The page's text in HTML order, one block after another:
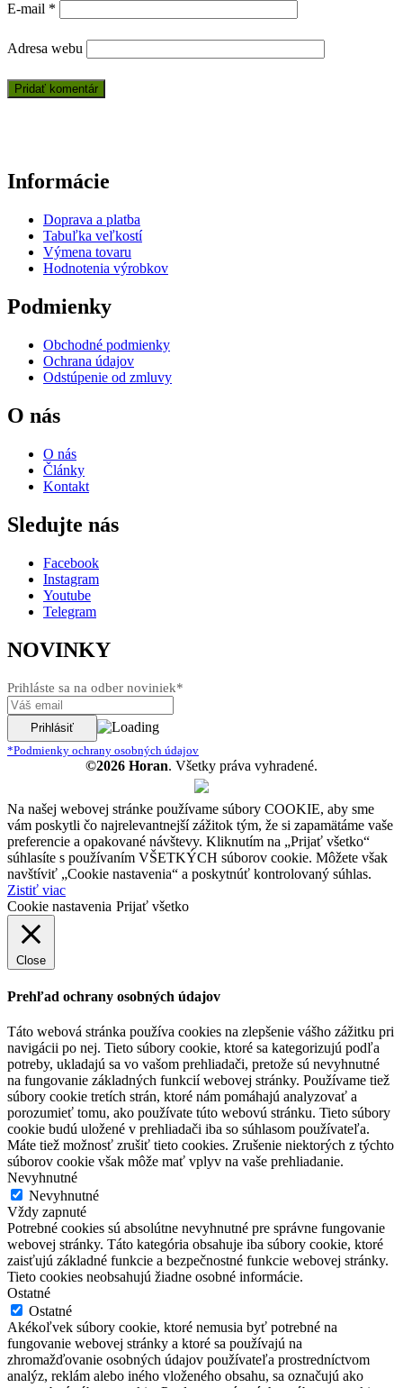
E-mail *
Adresa webu
Informácie
Doprava a platba
Tabuľka veľkostí
Výmena tovaru
Hodnotenia výrobkov
Podmienky
Obchodné podmienky
Ochrana údajov
Odstúpenie od zmluvy
O nás
O nás
Články
Kontakt
Sledujte nás
Facebook
Instagram
Youtube
Telegram
NOVINKY
Prihláste sa na odber noviniek*
*Podmienky ochrany osobných údajov
©2026 Horan. Všetky práva vyhradené.
Na našej webovej stránke používame súbory COOKIE, aby sme
vám poskytli čo najrelevantnejší zážitok tým, že si zapamätáme vaše
preferencie a opakované návštevy. Kliknutím na „Prijať všetko“
súhlasíte s používaním VŠETKÝCH súborov cookie. Môžete však
navštíviť „Cookie nastavenia“ a poskytnúť kontrolovaný súhlas.
Zistiť viac
Cookie nastavenia Prijať všetko
Close
Prehľad ochrany osobných údajov
Táto webová stránka používa cookies na zlepšenie vášho zážitku pri
navigácii po nej. Tieto súbory cookie, ktoré sa kategorizujú podľa
potreby, ukladajú sa vo vašom prehliadači, pretože sú nevyhnutné
na fungovanie základných funkcií webovej stránky. Používame tiež
súbory cookie tretích strán, ktoré nám pomáhajú analyzovať a
porozumieť tomu, ako používate túto webovú stránku. Tieto súbory
cookie budú uložené v prehliadači iba so súhlasom používateľa.
Máte tiež možnosť zrušiť tieto cookies. Zrušenie niektorých z týchto
súborov cookie však môže mať vplyv na vaše prehliadanie.
Nevyhnutné
Nevyhnutné
Vždy zapnuté
Potrebné cookies sú absolútne nevyhnutné pre správne fungovanie
webovej stránky. Táto kategória obsahuje iba súbory cookie, ktoré
zaisťujú základné funkcie a bezpečnostné funkcie webovej stránky.
Tieto cookies neobsahujú žiadne osobné informácie.
Ostatné
Ostatné
Akékoľvek súbory cookie, ktoré nemusia byť potrebné na
fungovanie webovej stránky a ktoré sa používajú na
zhromažďovanie osobných údajov používateľa prostredníctvom
analýz, reklám alebo iného vloženého obsahu, sa označujú ako
nepotrebné súbory cookie. Pred spustením týchto súborov cookie na